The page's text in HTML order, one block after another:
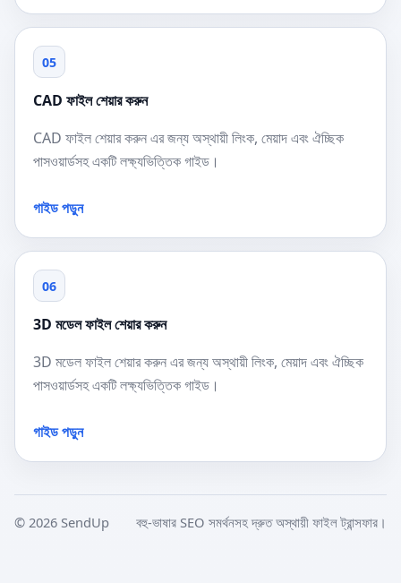
05
CAD ফাইল শেয়ার করুন
CAD ফাইল শেয়ার করুন এর জন্য অস্থায়ী লিংক, মেয়াদ এবং ঐচ্ছিক
পাসওয়ার্ডসহ একটি লক্ষ্যভিত্তিক গাইড।
গাইড পড়ুন
06
3D মডেল ফাইল শেয়ার করুন
3D মডেল ফাইল শেয়ার করুন এর জন্য অস্থায়ী লিংক, মেয়াদ এবং ঐচ্ছিক
পাসওয়ার্ডসহ একটি লক্ষ্যভিত্তিক গাইড।
গাইড পড়ুন
© 2026 SendUp বহু-ভাষার SEO সমর্থনসহ দ্রুত অস্থায়ী ফাইল ট্রান্সফার।